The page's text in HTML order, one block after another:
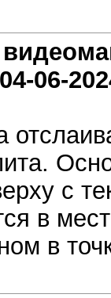
04-06-
с
в
в